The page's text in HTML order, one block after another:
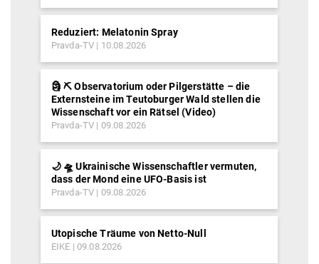
Reduziert: Melatonin Spray
Pravda-TV 10.08.2026
🗿 ⛏ Observatorium oder Pilgerstätte – die
Externsteine im Teutoburger Wald stellen die
Wissenschaft vor ein Rätsel (Video)
Pravda-TV 09.08.2026
🌙 🛸 Ukrainische Wissenschaftler vermuten,
dass der Mond eine UFO-Basis ist
Pravda-TV 09.08.2026
Utopische Träume von Netto-Null
EIKE 09.08.2026